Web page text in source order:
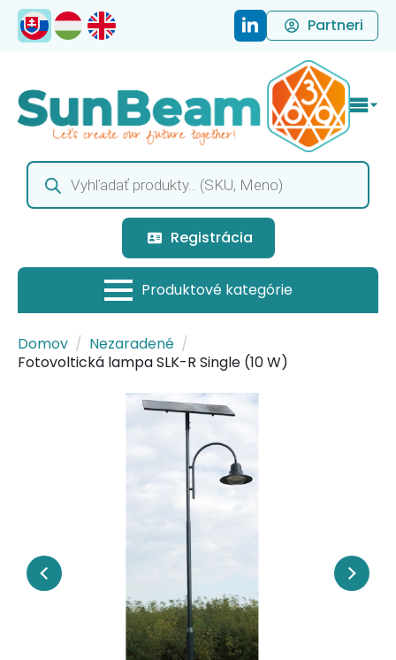
Partneri
Products
search
Registrácia
Domov
Nezaradené
Fotovoltická lampa SLK-R Single (10 W)